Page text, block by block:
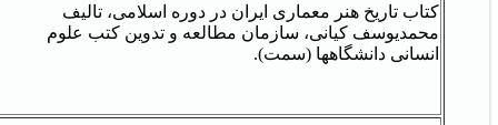
کتاب تاریخ هنر معماری ایران در دوره اسلامی، تالیف
محمدیوسف کیانی، سازمان مطالعه و تدوین کتب علوم
انسانی دانشگاهها (سمت).